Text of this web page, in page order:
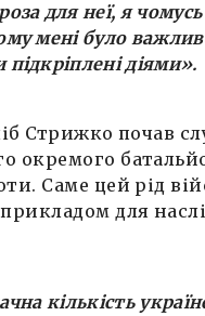
для неї, я
мені було
підкріплені діями».
Стрижко почав
окремого
Саме цей рід
для
кількість